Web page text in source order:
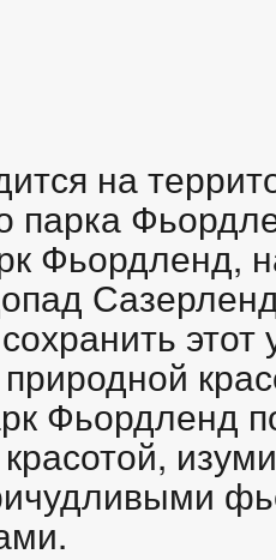
на
парка
Фьордленд,
Фьордленд